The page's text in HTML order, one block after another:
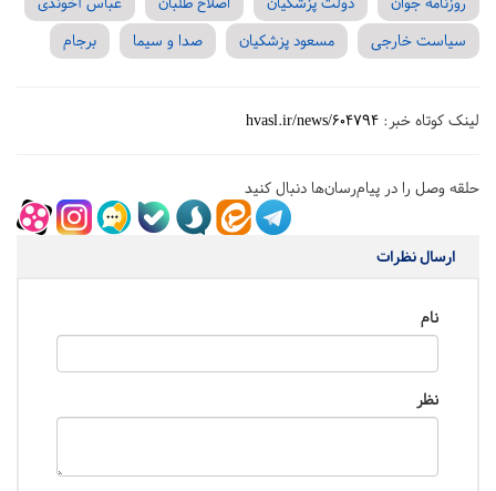
سیاست خارجی
مسعود پزشکیان صدا و سیما برجام
لینک کوتاه خبر: hvasl.ir/news/604794
حلقه وصل را در پیام‌رسان‌ها دنبال کنید
ارسال نظرات
نام
نظر